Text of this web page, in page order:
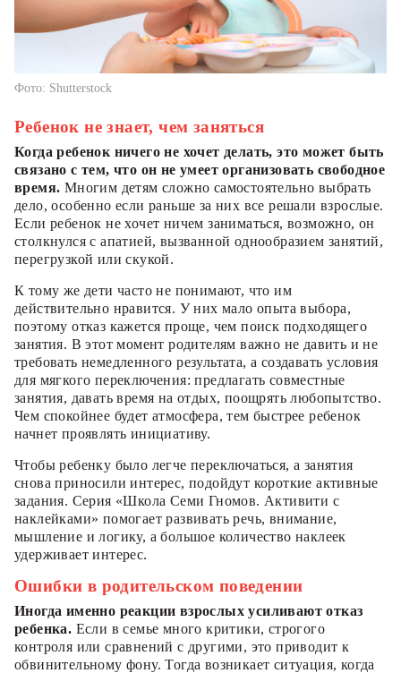
Фото: Shutterstock
Ребенок не знает, чем заняться
Когда ребенок ничего не хочет делать, это может быть
связано с тем, что он не умеет организовать свободное
время. Многим детям сложно самостоятельно выбрать
дело, особенно если раньше за них все решали взрослые.
Если ребенок не хочет ничем заниматься, возможно, он
столкнулся с апатией, вызванной однообразием занятий,
перегрузкой или скукой.
К тому же дети часто не понимают, что им
действительно нравится. У них мало опыта выбора,
поэтому отказ кажется проще, чем поиск подходящего
занятия. В этот момент родителям важно не давить и не
требовать немедленного результата, а создавать условия
для мягкого переключения: предлагать совместные
занятия, давать время на отдых, поощрять любопытство.
Чем спокойнее будет атмосфера, тем быстрее ребенок
начнет проявлять инициативу.
Чтобы ребенку было легче переключаться, а занятия
снова приносили интерес, подойдут короткие активные
задания. Серия «Школа Семи Гномов. Активити с
наклейками» помогает развивать речь, внимание,
мышление и логику, а большое количество наклеек
удерживает интерес.
Ошибки в родительском поведении
Иногда именно реакции взрослых усиливают отказ
ребенка. Если в семье много критики, строгого
контроля или сравнений с другими, это приводит к
обвинительному фону. Тогда возникает ситуация, когда